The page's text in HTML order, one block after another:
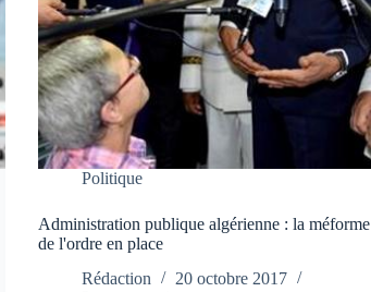
Politique
Administration publique algérienne : la méforme
de l'ordre en place
Rédaction
20 octobre 2017